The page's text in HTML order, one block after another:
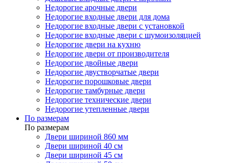
Недорогие арочные двери
Недорогие входные двери для дома
Недорогие входные двери с установкой
Недорогие входные двери с шумоизоляцией
Недорогие двери на кухню
Недорогие двери от производителя
Недорогие двойные двери
Недорогие двустворчатые двери
Недорогие порошковые двери
Недорогие тамбурные двери
Недорогие технические двери
Недорогие утепленные двери
По размерам
По размерам
Двери шириной 860 мм
Двери шириной 40 см
Двери шириной 45 см